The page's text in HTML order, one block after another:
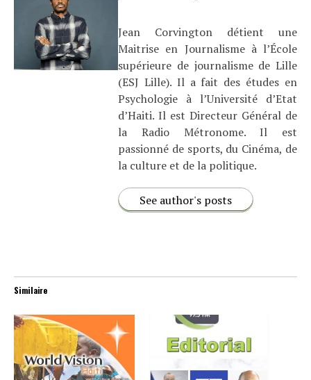
Jean Corvington détient une
Maitrise en Journalisme à l’École
supérieure de journalisme de Lille
(ESJ Lille). Il a fait des études en
Psychologie à l’Université d’Etat
d’Haiti. Il est Directeur Général de
la Radio Métronome. Il est
passionné de sports, du Cinéma, de
la culture et de la politique.
See author's posts
Similaire